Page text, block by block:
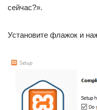
сейчас?».
Установите флажок и